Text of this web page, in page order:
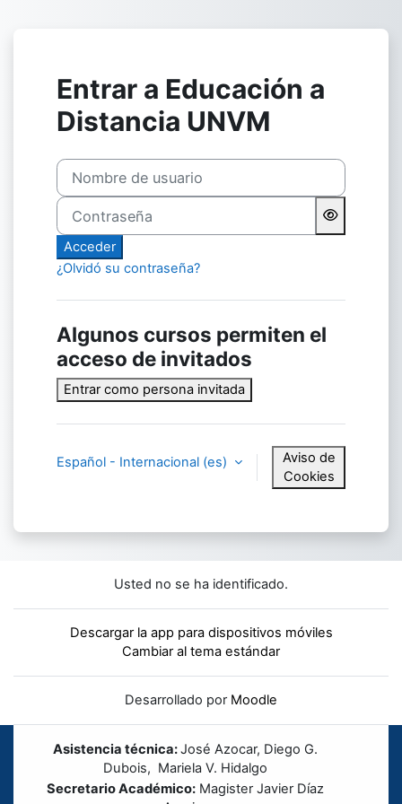
Entrar a Educación a
Distancia UNVM
Nombre de usuario
Contraseña
Acceder
¿Olvidó su contraseña?
Algunos cursos permiten el
acceso de invitados
Entrar como persona invitada
Español - Internacional ‎(es)‎
Aviso de
Cookies
Usted no se ha identificado.
Descargar la app para dispositivos móviles
Cambiar al tema estándar
Desarrollado por Moodle
Asistencia técnica:José Azocar, Diego G.
Dubois, Mariela V. Hidalgo
Secretario Académico:Magister Javier Díaz